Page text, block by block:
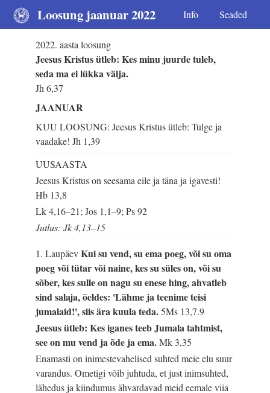
Loosung jaanuar 2022 Info Seaded
2022. aasta loosung
Jeesus Kristus ütleb: Kes minu juurde tuleb,
seda ma ei lükka välja.
Jh 6,37
JAANUAR
KUU LOOSUNG: Jeesus Kristus ütleb: Tulge ja
vaadake!Jh 1,39
UUSAASTA
Jeesus Kristus on seesama eile ja täna ja igavesti!
Hb 13,8
Lk 4,16–21; Jos 1,1–9; Ps 92
Jutlus: Jk 4,13–15
1. LaupäevKui su vend, su ema poeg, või su oma
poeg või tütar või naine, kes su süles on, või su
sõber, kes sulle on nagu su enese hing, ahvatleb
sind salaja, öeldes: 'Lähme ja teenime teisi
jumalaid!', siis ära kuula teda.5Ms 13,7.9
Jeesus ütleb: Kes iganes teeb Jumala tahtmist,
see on mu vend ja õde ja ema.Mk 3,35
Enamasti on inimestevahelised suhted meie elu suur
varandus. Ometigi võib juhtuda, et just inimsuhted,
lähedus ja kiindumus ähvardavad meid eemale viia